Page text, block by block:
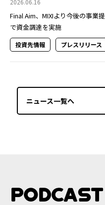
2026.06.16
Final Aim、MIXIより今後の事業
で資金調達を実施
投資先情報 プレスリリース
ニュース一覧へ
PODCAST